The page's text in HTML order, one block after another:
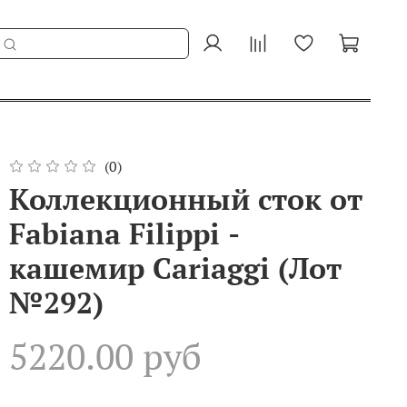
(0)
Коллекционный сток от
Fabiana Filippi -
кашемир Cariaggi (Лот
№292)
5220.00 руб